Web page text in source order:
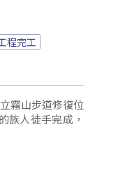
程完工
霧山步道修復位
族人徒手完成，